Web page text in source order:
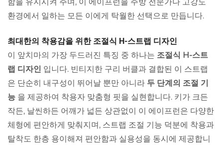
환경에서 일하는 모든 이에게 탁월한 선택으로 만듭니다.
최대한의 착용감을 위한 조절식 H-스트랩 디자인
이 앞치마의 가장 두드러진 특징 중 하나는 조절식 H-스트
랩 디자인 입니다. 빈티지한 구리 버클과 결합된 이 스트랩
은 단순히 내구성이 뛰어날 뿐만 아니라 두 단계의 조절 기
능 을 제공하여 착용자 맞춤형 핏을 실현합니다. 키가 크든
작든, 날씬하든 어깨가 넓든 상관없이 이 에이프런은 다양한
체형에 편안하게 맞춰지며, 스트랩 조절 기능 덕분에 착용과
탈착도 한층 용이해져 편안함과 실용성을 동시에 제공합니